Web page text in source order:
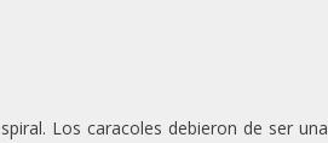
Los caracoles debieron de ser una